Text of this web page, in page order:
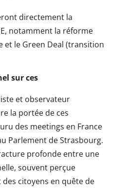
directement la
notamment la réforme
et le Green Deal (transition
sur ces
et observateur
la portée de ces
des meetings en France
Parlement de Strasbourg.
profonde entre une
souvent perçue
citoyens en quête de